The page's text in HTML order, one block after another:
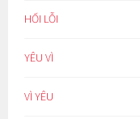
HỐI LỖI
YÊU VÌ
VÌ YÊU